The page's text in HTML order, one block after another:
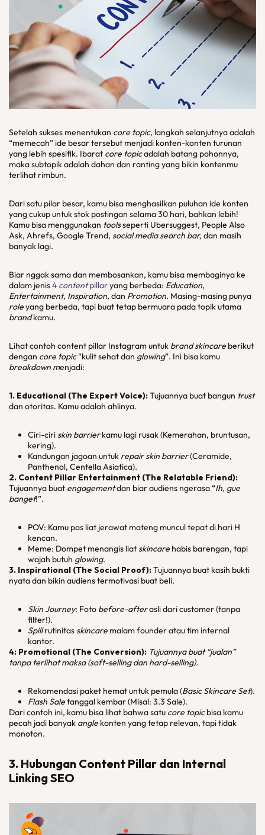
Setelah sukses menentukan core topic, langkah selanjutnya adalah
“memecah” ide besar tersebut menjadi konten-konten turunan
yang lebih spesifik. Ibarat core topicadalah batang pohonnya,
maka subtopik adalah dahan dan ranting yang bikin kontenmu
terlihat rimbun.
Dari satu pilar besar, kamu bisa menghasilkan puluhan ide konten
yang cukup untuk stok postingan selama 30 hari, bahkan lebih!
Kamu bisa menggunakan toolsseperti Ubersuggest, People Also
Ask, Ahrefs, Google Trend, social media search bar, dan masih
banyak lagi.
Biar nggak sama dan membosankan, kamu bisa membaginya ke
dalam jenis4 contentpillaryang berbeda: Education,
Entertainment, Inspiration, dan Promotion. Masing-masing punya
roleyang berbeda, tapi buat tetap bermuara pada topik utama
brandkamu.
Lihat contoh content pillar Instagram untuk brand skincare berikut
dengan core topic“kulit sehat dan glowing”. Ini bisa kamu
breakdown menjadi:
1. Educational (The Expert Voice):Tujuannya buat bangun trust
dan otoritas. Kamu adalah ahlinya.
Ciri-ciri skin barrierkamu lagi rusak (Kemerahan, bruntusan,
kering).
Kandungan jagoan untuk repair skin barrier(Ceramide,
Panthenol, Centella Asiatica).
2. Content Pillar Entertainment (The Relatable Friend):
Tujuannya buat engagementdan biar audiens ngerasa “Ih, gue
banget!”.
POV: Kamu pas liat jerawat mateng muncul tepat di hari H
kencan.
Meme: Dompet menangis liat skincare habis barengan, tapi
wajah butuh glowing.
3. Inspirational (The Social Proof):Tujuannya buat kasih bukti
nyata dan bikin audiens termotivasi buat beli.
Skin Journey: Foto before-afterasli dari customer (tanpa
filter!).
Spillrutinitas skincare malam founder atau tim internal
kantor.
4: Promotional (The Conversion): Tujuannya buat “jualan”
tanpa terlihat maksa (soft-selling dan hard-selling).
Rekomendasi paket hemat untuk pemula (Basic Skincare Set).
Flash Saletanggal kembar (Misal: 3.3 Sale).
Dari contoh ini, kamu bisa lihat bahwa satu core topicbisa kamu
pecah jadi banyak angle konten yang tetap relevan, tapi tidak
monoton.
3. Hubungan Content Pillar dan Internal
Linking SEO